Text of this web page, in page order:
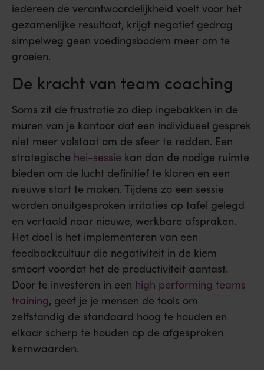
iedereen de verantwoordelijkheid voelt voor het
gezamenlijke resultaat, krijgt negatief gedrag
simpelweg geen voedingsbodem meer om te
groeien.
De kracht van team coaching
Soms zit de frustratie zo diep ingebakken in de
muren van je kantoor dat een individueel gesprek
niet meer volstaat om de sfeer te redden. Een
strategische hei-sessie kan dan de nodige ruimte
bieden om de lucht definitief te klaren en een
nieuwe start te maken. Tijdens zo een sessie
worden onuitgesproken irritaties op tafel gelegd
en vertaald naar nieuwe, werkbare afspraken.
Het doel is het implementeren van een
feedbackcultuur die negativiteit in de kiem
smoort voordat het de productiviteit aantast.
Door te investeren in een high performing teams
training, geef je je mensen de tools om
zelfstandig de standaard hoog te houden en
elkaar scherp te houden op de afgesproken
kernwaarden.